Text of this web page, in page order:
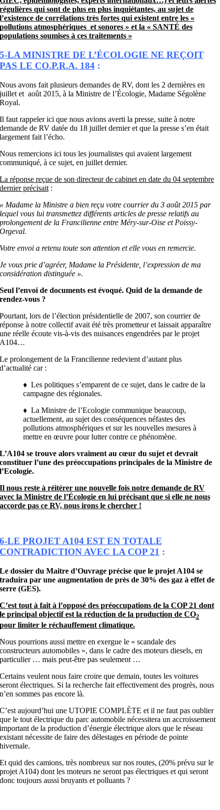
qui sont de plus en plus inquiétantes, au sujet de
de corrélations très fortes qui existent entre les «
atmosphériques et sonores » et la « SANTÉ des
soumises à ces traitements »
LA MINISTRE DE L’ÉCOLOGIE NE REÇOIT
LE CO.P.R.A. 184:
avons fait plusieurs demandes de RV, dont les 2 dernières en
et août 2015, à la Ministre de l’Écologie, Madame Ségolène
faut rappeler ici que nous avions averti la presse, suite à notre
de RV datée du 18 juillet dernier et que la presse s’en était
fait l’écho.
remercions ici tous les journalistes qui avaient largement
à ce sujet, en juillet dernier.
réponse reçue de son directeur de cabinet en date du 04 septembre
précisait:
Madame la Ministre a bien reçu votre courrier du 3 août 2015 par
vous lui transmettez différents articles de presse relatifs au
de la Francilienne entre Méry-sur-Oise et Poissy-
envoi a retenu toute son attention et elle vous en remercie.
vous prie d’agréer, Madame la Présidente, l’expression de ma
distinguée ».
l’envoi de documents est évoqué. Quid de la demande de
vous ?
lors de l’élection présidentielle de 2007, son courrier de
à notre collectif avait été très prometteur et laissait apparaître
réelle écoute vis-à-vis des nuisances engendrées par le projet
prolongement de la Francilienne redevient d’autant plus
car :
♦ Les politiques s’emparent de ce sujet, dans le cadre de la
campagne des régionales.
♦ La Ministre de l’Ecologie communique beaucoup,
actuellement, au sujet des conséquences néfastes des
pollutions atmosphériques et sur les nouvelles mesures à
mettre en œuvre pour lutter contre ce phénomène.
se trouve alors vraiment au cœur du sujet et devrait
l’une des préoccupations principales de la Ministre de
nous reste à réitérer une nouvelle fois notre demande de RV
la Ministre de l’Écologie en lui précisant que si elle ne nous
pas ce RV, nous irons le chercher !
LE PROJET A104 EST EN TOTALE
AVEC LA COP 21 :
dossier du Maitre d’Ouvrage précise que le projet A104 se
par une augmentation de près de 30% des gaz à effet de
(GES).
tout à fait à l’opposé des préoccupations de la COP 21 dont
principal objectif est la réduction de la production de CO2
limiter le réchauffement climatique.
pourrions aussi mettre en exergue le « scandale des
automobiles », dans le cadre des moteurs diesels, en
… mais peut-être pas seulement …
veulent nous faire croire que demain, toutes les voitures
électriques. Si la recherche fait effectivement des progrès, nous
sommes pas encore là.
aujourd’hui une UTOPIE COMPLÈTE et il ne faut pas oublier
le tout électrique du parc automobile nécessitera un accroissement
de la production d’énergie électrique alors que le réseau
nécessite de faire des délestages en période de pointe
quid des camions, très nombreux sur nos routes, (20% prévu sur le
A104) dont les moteurs ne seront pas électriques et qui seront
toujours aussi bruyants et polluants ?